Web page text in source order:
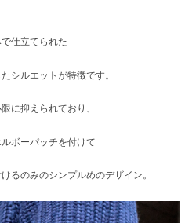
仕立てられた
シルエットが特徴です。
に抑えられており、
ボーパッチを付けて
るのみのシンプルめのデザイン。